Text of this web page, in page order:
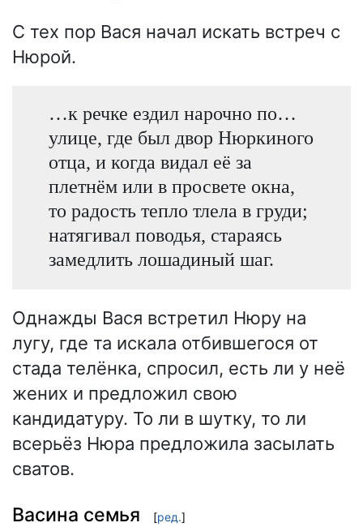
С тех пор Вася начал искать встреч с
Нюрой.
…к речке ездил нарочно по…
улице, где был двор Нюркиного
отца, и когда видал её за
плетнём или в просвете окна,
то радость тепло тлела в груди;
натягивал поводья, стараясь
замедлить лошадиный шаг.
Однажды Вася встретил Нюру на
лугу, где та искала отбившегося от
стада телёнка, спросил, есть ли у неё
жених и предложил свою
кандидатуру. То ли в шутку, то ли
всерьёз Нюра предложила засылать
сватов.
Васина семья [ред.]